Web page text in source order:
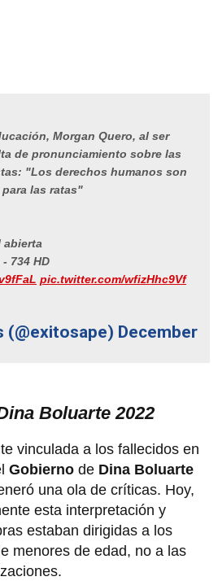
Morgan Quero, al ser
de pronunciamiento sobre las
"Los derechos humanos son
las ratas"
abierta
734 HD
pic.twitter.com/wfizHhc9Vf
(@exitosape) December
Boluarte 2022
vinculada a los fallecidos en
Gobierno de Dina Boluarte
una ola de críticas. Hoy,
esta interpretación y
estaban dirigidas a los
menores de edad, no a las